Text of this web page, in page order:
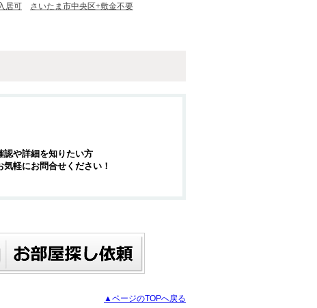
居可 さいたま市中央区+敷金不要
認や詳細を知りたい方
気軽にお問合せください！
▲ページのTOPへ戻る